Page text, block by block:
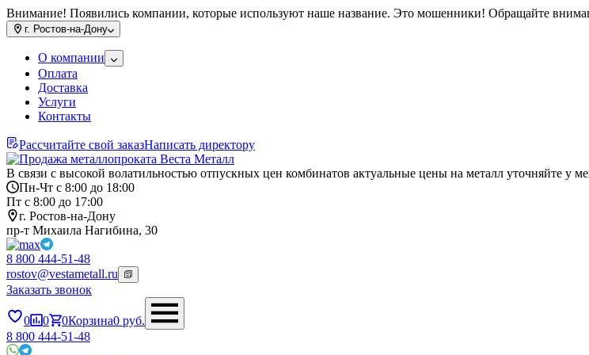
Внимание! Появились компании, которые используют наше название. Это мошенники! Обращайте
г. Ростов-на-Дону
О компании
Оплата
Доставка
Услуги
Контакты
Рассчитайте свой заказНаписать директору
В связи с высокой волатильностью отпускных цен комбинатов актуальные цены на металл уточняйте у
Пн-Чт с 8:00 до 18:00
Пт с 8:00 до 17:00
г. Ростов-на-Дону
пр-т Михаила Нагибина, 30
8 800 444-51-48
rostov@vestametall.ru
Заказать звонок
0 0 0Корзина0 руб.
8 800 444-51-48